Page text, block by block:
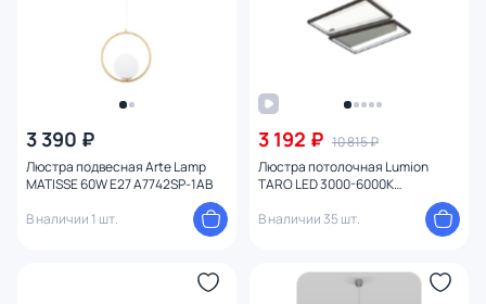
3 390 ₽
Люстра подвесная Arte Lamp
MATISSE 60W E27 A7742SP-1AB
В наличии 1 шт.
3 192 ₽ 10 815 ₽
Люстра потолочная Lumion
TARO LED 3000-6000К
5242/72CL
В наличии 35 шт.